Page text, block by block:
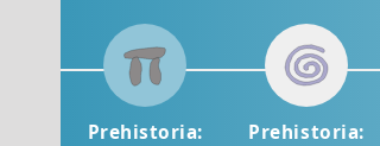
Prehistoria:
Prehistoria: